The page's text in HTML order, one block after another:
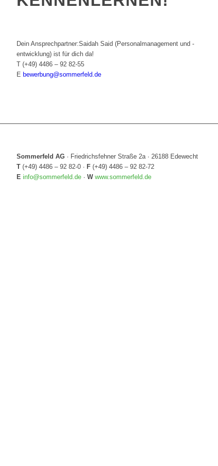
Dein Ansprechpartner:Saidah Said (Personalmanagement und -
entwicklung) ist für dich da!
T(+49) 4486 – 92 82-55
E bewerbung@sommerfeld.de
Sommerfeld AG · Friedrichsfehner Straße 2a · 26188 Edewecht
T(+49) 4486 – 92 82-0 · F(+49) 4486 – 92 82-72
E info@sommerfeld.de · W www.sommerfeld.de